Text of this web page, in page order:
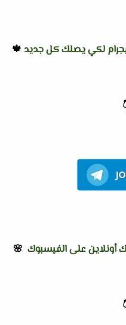
لكي يصلك كل جديد 🍁
أونلاين على الفيسبوك 🌸